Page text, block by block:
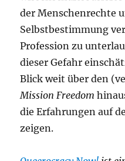
der Menschenrechte
Selbstbestimmung
Profession zu
dieser Gefahr
Blick weit über den
Mission Freedom
die Erfahrungen auf
zeigen.